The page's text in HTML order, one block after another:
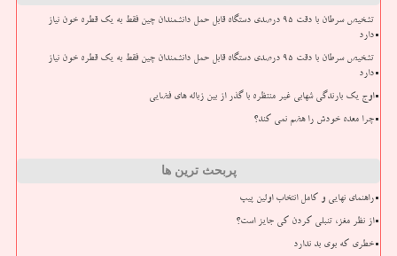
تشخیص سرطان با دقت ۹۵ درصدی دستگاه قابل حمل دانشمندان چین فقط به یک قطره خون نیاز
دارد
تشخیص سرطان با دقت ۹۵ درصدی دستگاه قابل حمل دانشمندان چین فقط به یک قطره خون نیاز
دارد
اوج یک بارندگی شهابی غیر منتظره با گذر از بین زباله های فضایی
چرا معده خودش را هضم نمی کند؟
پربحث ترین ها
راهنمای نهایی و کامل انتخاب اولین پیپ
از نظر مغز، تنبلی کردن کی جایز است؟
خطری که بوی بد ندارد